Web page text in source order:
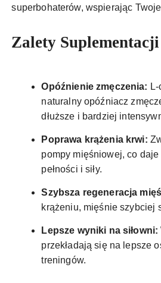
superbohaterów, wspierając
Zalety
Opóźnienie zmęczenia:
naturalny opóźniacz
dłuższe i bardziej
Poprawa krążenia krwi:
pompy mięśniowej, co
pełności i siły.
Szybsza regeneracja
krążeniu, mięśnie szybciej
Lepsze wyniki na siłowni:
przekładają się na lepsze
treningów.